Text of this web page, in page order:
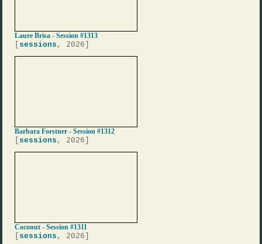
Laure Brisa - Session #1313
sessions , 2026]
Barbara Forstner - Session #1312
sessions , 2026]
Coconut - Session #1311
sessions , 2026]